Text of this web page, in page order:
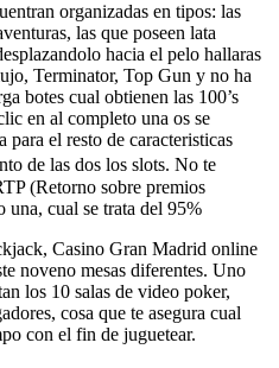
organizadas en tipos: las
las que poseen lata
hacia el pelo hallaras
Terminator, Top Gun y no ha
botes cual obtienen las 100’s
en al completo una os se
para el resto de caracteristicas
de las dos los slots. No te
(Retorno sobre premios
una, cual se trata del 95%
Casino Gran Madrid online
noveno mesas diferentes. Uno
los 10 salas de video poker,
cosa que te asegura cual
con el fin de juguetear.